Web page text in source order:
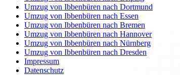
Umzug von Ibbenbüren nach Dortmund
Umzug von Ibbenbüren nach Essen
Umzug von Ibbenbüren nach Bremen
Umzug von Ibbenbüren nach Hannover
Umzug von Ibbenbüren nach Nürnberg
Umzug von Ibbenbüren nach Dresden
Impressum
Datenschutz